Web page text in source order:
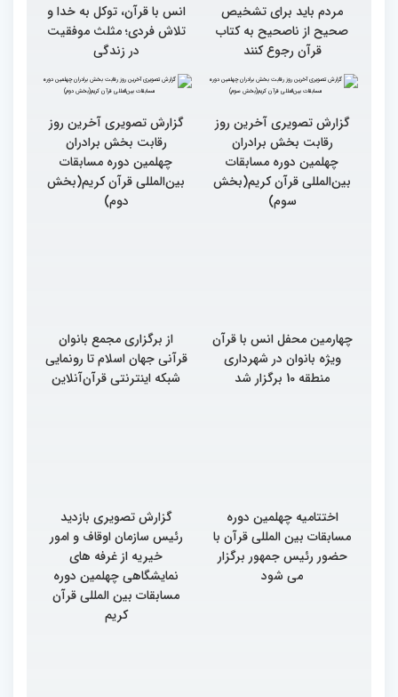
مردم باید برای تشخیص
صحیح از ناصحیح به کتاب
قرآن رجوع کنند
انس با قرآن، توکل به خدا و
تلاش فردی؛ مثلث موفقیت
در زندگی
گزارش تصویری آخرین روز
رقابت بخش برادران
چهلمین دوره مسابقات
بین‌المللی قرآن کریم(بخش
سوم)
گزارش تصویری آخرین روز
رقابت بخش برادران
چهلمین دوره مسابقات
بین‌المللی قرآن کریم(بخش
دوم)
چهارمین محفل انس با قرآن
ویژه بانوان در شهرداری
منطقه 10 برگزار شد
از برگزاری مجمع بانوان
قرآنی جهان اسلام تا رونمایی
شبکه اینترنتی قرآن‌آنلاین
اختتامیه چهلمین دوره
مسابقات بین المللی قرآن با
حضور رئیس جمهور برگزار
می شود
گزارش تصویری بازدید
رئیس سازمان اوقاف و امور
خیریه از غرفه های
نمایشگاهی چهلمین دوره
مسابقات بین المللی قرآن
کریم